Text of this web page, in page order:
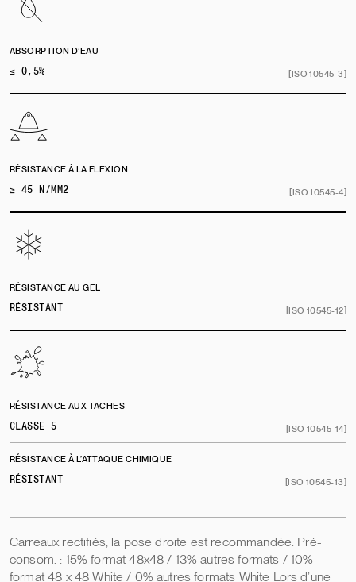
ABSORPTION D’EAU
≤ 0,5%
[ISO 10545-3]
RÉSISTANCE À LA FLEXION
≥ 45 N/MM2
[ISO 10545-4]
RÉSISTANCE AU GEL
RÉSISTANT
[ISO 10545-12]
RÉSISTANCE AUX TACHES
CLASSE 5
[ISO 10545-14]
RÉSISTANCE À L’ATTAQUE CHIMIQUE
RÉSISTANT
[ISO 10545-13]
Carreaux rectifiés; la pose droite est recommandée. Pré-
consom. : 15% format 48x48 / 13% autres formats / 10%
format 48 x 48 White / 0% autres formats White Lors d’une